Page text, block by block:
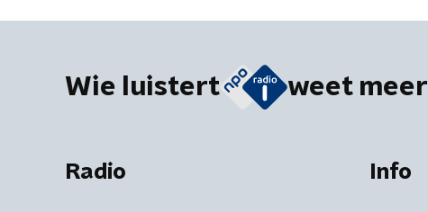
Wie luistert weet meer
Radio Info